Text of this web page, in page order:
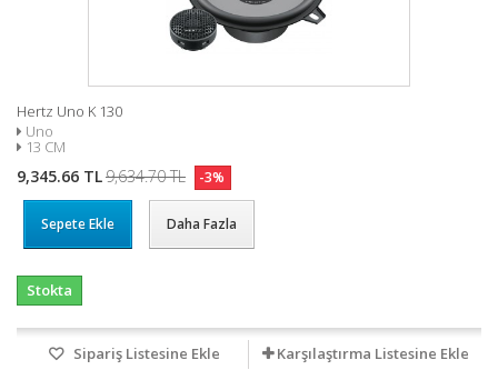
Hertz Uno K 130
Uno
13 CM
9,345.66 TL9,634.70 TL -3%
Sepete Ekle Daha Fazla
Stokta
Sipariş Listesine Ekle Karşılaştırma Listesine Ekle